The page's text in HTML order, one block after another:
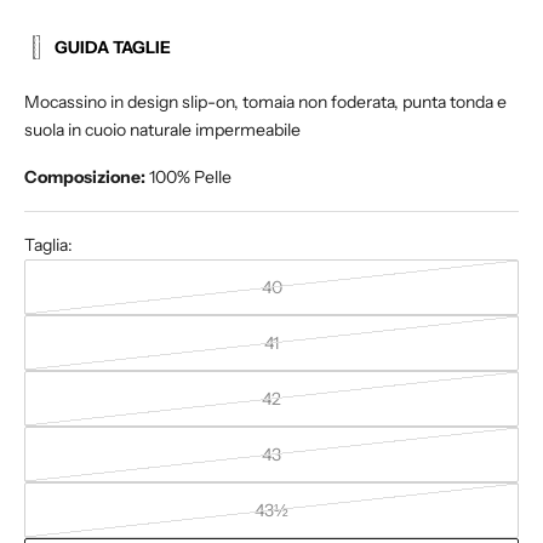
GUIDA TAGLIE
Mocassino in design slip-on, tomaia non foderata, punta tonda e
suola in cuoio naturale impermeabile
Composizione:100% Pelle
Taglia:
40
41
42
43
43½